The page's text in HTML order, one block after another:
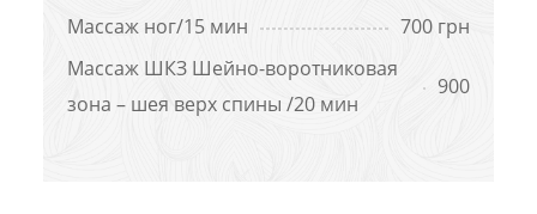
Массаж ног/15 мин
700 грн
Массаж ШКЗ Шейно-воротниковая
зона – шея верх спины /20 мин
900